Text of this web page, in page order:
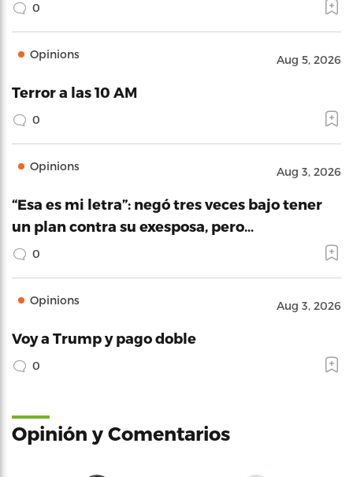
0
Opinions Aug 5, 2026
Terror a las 10 AM
0
Opinions Aug 3, 2026
“Esa es mi letra”: negó tres veces bajo tener
un plan contra su exesposa, pero…
0
Opinions Aug 3, 2026
Voy a Trump y pago doble
0
Opinión y Comentarios